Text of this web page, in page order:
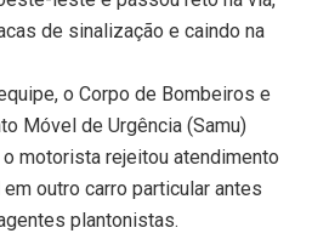
de sinalização e caindo na
o Corpo de Bombeiros e
Móvel de Urgência (Samu)
motorista rejeitou atendimento
outro carro particular antes
plantonistas.